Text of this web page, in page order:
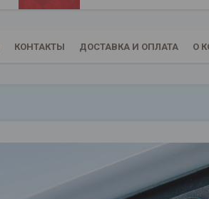
КОНТАКТЫ ДОСТАВКА И ОПЛАТА О